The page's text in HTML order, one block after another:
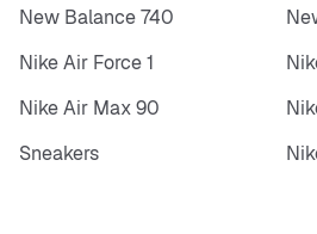
New Balance 740
Nike Air Force 1
Nike Air Max 90
Sneakers